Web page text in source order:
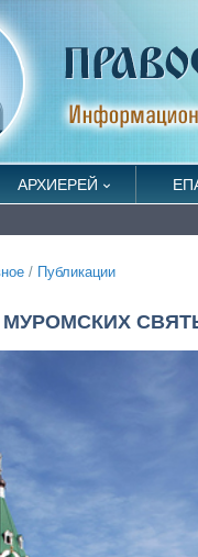
АРХИЕРЕЙ
/ Публикации
МУРОМСКИХ